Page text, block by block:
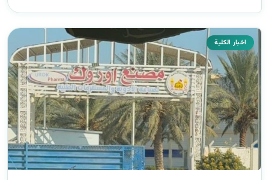
اخبار الكلية